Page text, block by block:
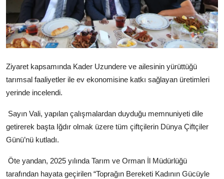
Sinema
Haber Ekle Para Kazan
İletişim
Ziyaret kapsamında Kader Uzundere ve ailesinin yürüttüğü
tarımsal faaliyetler ile ev ekonomisine katkı sağlayan üretimleri
yerinde incelendi.
Sayın Vali, yapılan çalışmalardan duyduğu memnuniyeti dile
getirerek başta Iğdır olmak üzere tüm çiftçilerin Dünya Çiftçiler
Günü’nü kutladı.
Öte yandan, 2025 yılında Tarım ve Orman İl Müdürlüğü
tarafından hayata geçirilen “Toprağın Bereketi Kadının Gücüyle